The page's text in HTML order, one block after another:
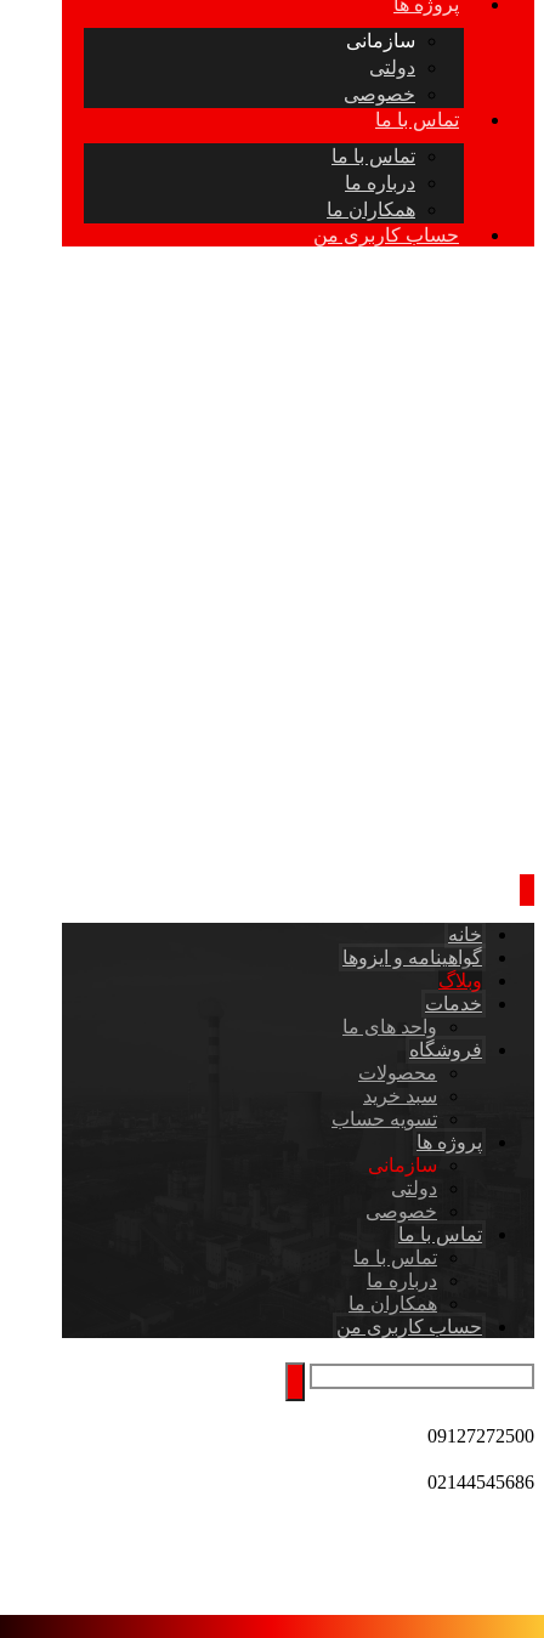
سازمانی
دولتی
خصوصی
تماس با ما
تماس با ما
درباره ما
همکاران ما
حساب کاربری من
خانه
گواهینامه و ایزوها
وبلاگ
خدمات
واحد های ما
فروشگاه
محصولات
سبد خرید
تسویه حساب
پروژه ها
سازمانی
دولتی
خصوصی
تماس با ما
تماس با ما
درباره ما
همکاران ما
حساب کاربری من
09127272500
02144545686